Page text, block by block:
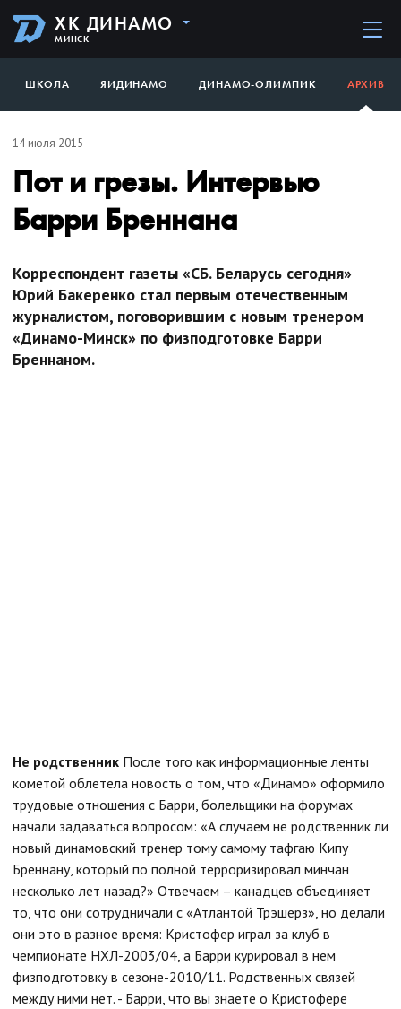
ХК ДИНАМО
МИНСК
ШКОЛА ЯИДИНАМО ДИНАМО-ОЛИМПИК АРХИВ
14 июля 2015
Пот и грезы. Интервью
Барри Бреннана
Корреспондент газеты «СБ. Беларусь сегодня»
Юрий Бакеренко стал первым отечественным
журналистом, поговорившим с новым тренером
«Динамо-Минск» по физподготовке Барри
Бреннаном.
Не родственник После того как информационные ленты
кометой облетела новость о том, что «Динамо» оформило
трудовые отношения с Барри, болельщики на форумах
начали задаваться вопросом: «А случаем не родственник ли
новый динамовский тренер тому самому тафгаю Кипу
Бреннану, который по полной терроризировал минчан
несколько лет назад?» Отвечаем – канадцев объединяет
то, что они сотрудничали с «Атлантой Трэшерз», но делали
они это в разное время: Кристофер играл за клуб в
чемпионате НХЛ-2003/04, а Барри курировал в нем
физподготовку в сезоне-2010/11. Родственных связей
между ними нет. - Барри, что вы знаете о Кристофере